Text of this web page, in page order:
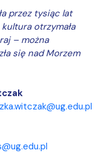
przez tysiąc lat
otrzymała
– można
się nad Morzem